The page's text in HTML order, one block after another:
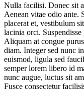
Nulla facilisi. Donec sit
Aenean vitae odio ante.
placerat et, vestibulum
lacinia orci.
Aliquam at congue
diam. Integer sed nunc
euismod, ligula sed
semper lorem libero id
nunc augue, luctus sit
Fusce consectetur